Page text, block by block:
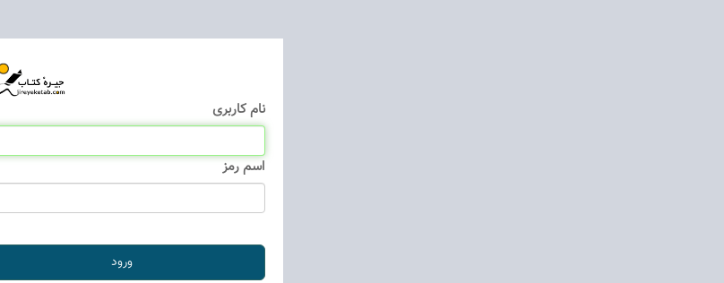
نام كاربری
اسم رمز